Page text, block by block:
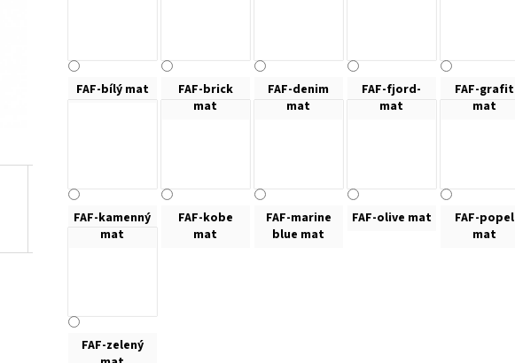
FAF-bílý mat
FAF-brick
mat
FAF-denim
mat
FAF-fjord-
mat
FAF-grafit
mat
FAF-kamenný
mat
FAF-kobe
mat
FAF-marine
blue mat
FAF-olive mat
FAF-popel
mat
FAF-zelený